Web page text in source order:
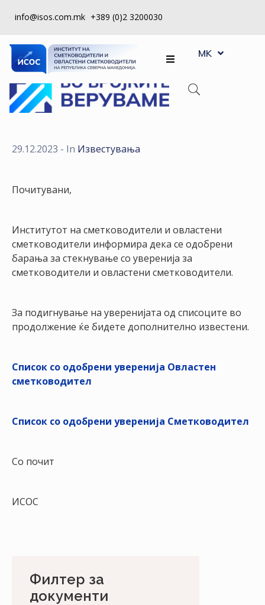
info@isos.com.mk +389 (0)2 3200030
ЗА
НАС
РЕГИСТРИ
КОНТРОЛА
СТАНАМ
ЧЛЕН
НАСТАНИ
НАЈАВА
АЖУРИРАЈ
MK
SQ
Филтер за
документи
29.12.2023 - In Известувања
Почитувани,
Институтот на сметководители и овластени
сметководители информира дека се одобрени
барања за стекнување со уверенија за
сметководители и овластени сметководители.
За подигнување на уверенијата од списоците во
продолжение ќе бидете дополнително известени.
Список со одобрени уверенија Овластен
сметководител
Список со одобрени уверенија Сметководител
Со почит
ИСОС